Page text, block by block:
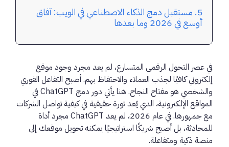
مستقبل دمج الذكاء الاصطناعي في الويب: آفاق
أوسع في 2026 وما بعدها
في عصر التحول الرقمي المتسارع، لم يعد مجرد وجود موقع
إلكتروني كافيًا لجذب العملاء والاحتفاظ بهم. أصبح التفاعل الفوري
والشخصي هو مفتاح النجاح. هنا يأتي دور
دمج ChatGPT في
المواقع الإلكترونية، الذي يُعد ثورة حقيقية في كيفية تواصل الشركات
مع جمهورها. في عام 2026، لم يعد ChatGPT مجرد أداة
للمحادثة، بل أصبح شريكًا استراتيجيًا يمكنه تحويل موقعك إلى
منصة ذكية ومتفاعلة.